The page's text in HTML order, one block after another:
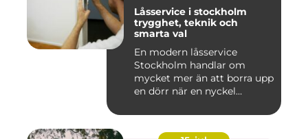
Låsservice i stockholm
trygghet, teknik och
smarta val
En modern låsservice
Stockholm handlar om
mycket mer än att borra upp
en dörr när en nyckel